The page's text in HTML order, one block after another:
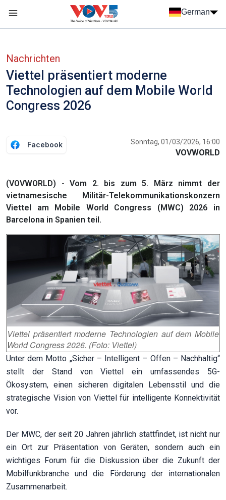
German
Nachrichten
Viettel präsentiert moderne
Technologien auf dem Mobile World
Congress 2026
Facebook Sonntag, 01/03/2026, 16:00
VOVWORLD
(VOVWORLD) - Vom 2. bis zum 5. März nimmt der
vietnamesische Militär-Telekommunikationskonzern
Viettel am Mobile World Congress (MWC) 2026 in
Barcelona in Spanien teil.
Viettel präsentiert moderne Technologien auf dem Mobile
World Congress 2026. (Foto: Viettel)
Unter dem Motto „Sicher – Intelligent – Offen – Nachhaltig“
stellt der Stand von Viettel ein umfassendes 5G-
Ökosystem, einen sicheren digitalen Lebensstil und die
strategische Vision von Viettel für intelligente Konnektivität
vor.
Der MWC, der seit 20 Jahren jährlich stattfindet, ist nicht nur
ein Ort zur Präsentation von Geräten, sondern auch ein
wichtiges Forum für die Diskussion über die Zukunft der
Mobilfunkbranche und die Förderung der internationalen
Zusammenarbeit.